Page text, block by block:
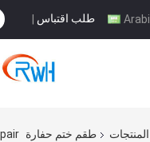
طلب اقتباس |
المنتجات طقم ختم حفارة